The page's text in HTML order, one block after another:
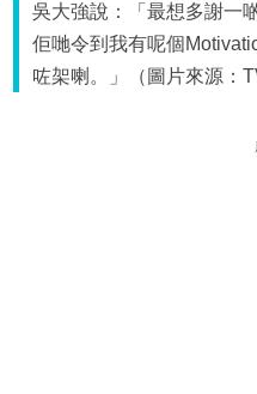
吳大強說：「最想多謝一
佢哋令到我有呢個
咗架喇。」（圖片來源：